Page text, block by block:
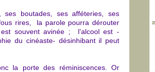
ses boutades, ses afféteries, ses
rires, la parole pourra dérouter
souvent avinée ; l’alcool est -
du cinéaste- désinhibant il peut
la porte des réminiscences. Or